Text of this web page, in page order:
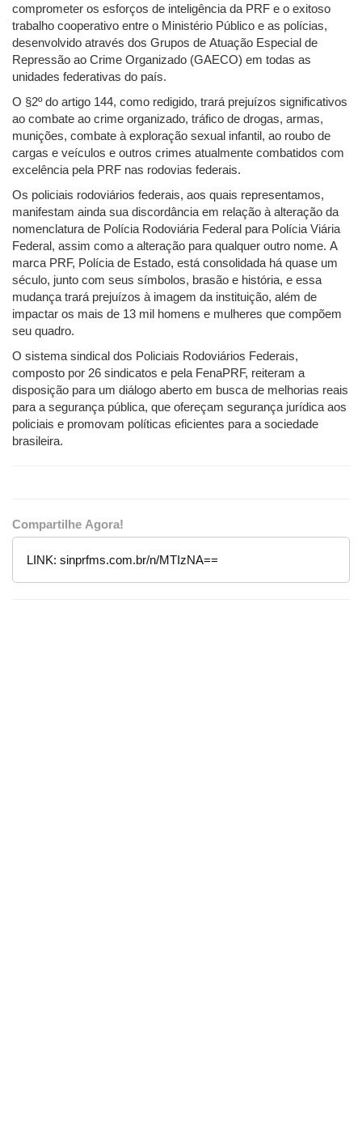
comprometer os esforços de inteligência da PRF e o exitoso
trabalho cooperativo entre o Ministério Público e as polícias,
desenvolvido através dos Grupos de Atuação Especial de
Repressão ao Crime Organizado (GAECO) em todas as
unidades federativas do país.
O §2º do artigo 144, como redigido, trará prejuízos significativos
ao combate ao crime organizado, tráfico de drogas, armas,
munições, combate à exploração sexual infantil, ao roubo de
cargas e veículos e outros crimes atualmente combatidos com
excelência pela PRF nas rodovias federais.
Os policiais rodoviários federais, aos quais representamos,
manifestam ainda sua discordância em relação à alteração da
nomenclatura de Polícia Rodoviária Federal para Polícia Viária
Federal, assim como a alteração para qualquer outro nome. A
marca PRF, Polícia de Estado, está consolidada há quase um
século, junto com seus símbolos, brasão e história, e essa
mudança trará prejuízos à imagem da instituição, além de
impactar os mais de 13 mil homens e mulheres que compõem
seu quadro.
O sistema sindical dos Policiais Rodoviários Federais,
composto por 26 sindicatos e pela FenaPRF, reiteram a
disposição para um diálogo aberto em busca de melhorias reais
para a segurança pública, que ofereçam segurança jurídica aos
policiais e promovam políticas eficientes para a sociedade
brasileira.
Compartilhe Agora!
LINK: sinprfms.com.br/n/MTIzNA==